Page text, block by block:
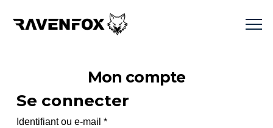
Mon compte
Se connecter
Identifiant ou e-mail *Obligatoire